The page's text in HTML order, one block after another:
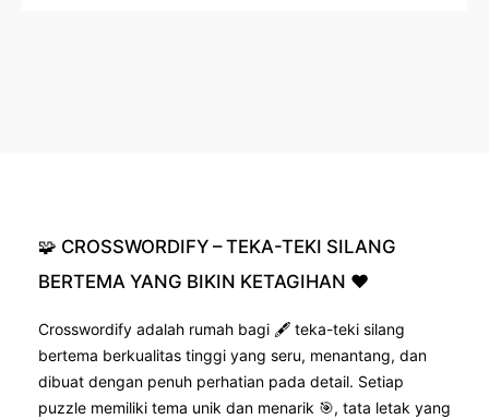
🧩 CROSSWORDIFY – TEKA-TEKI SILANG
BERTEMA YANG BIKIN KETAGIHAN ❤️
Crosswordify adalah rumah bagi 🖋️ teka-teki silang
bertema berkualitas tinggi yang seru, menantang, dan
dibuat dengan penuh perhatian pada detail. Setiap
puzzle memiliki tema unik dan menarik 🎯, tata letak yang